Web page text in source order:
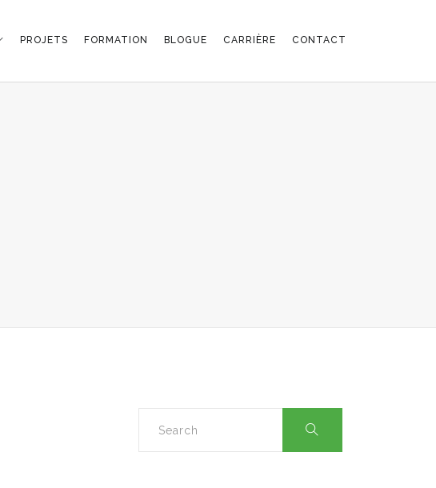
PROJETS FORMATION BLOGUE CARRIÈRE CONTACT